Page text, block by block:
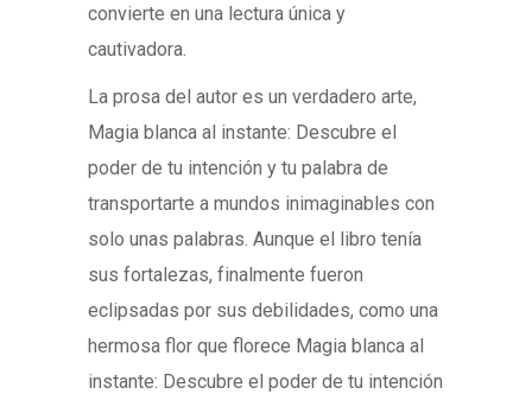
convierte en una lectura única y
cautivadora.
La prosa del autor es un verdadero arte,
Magia blanca al instante: Descubre el
poder de tu intención y tu palabra de
transportarte a mundos inimaginables con
solo unas palabras. Aunque el libro tenía
sus fortalezas, finalmente fueron
eclipsadas por sus debilidades, como una
hermosa flor que florece Magia blanca al
instante: Descubre el poder de tu intención